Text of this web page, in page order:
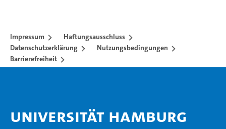
Impressum
Haftungsausschluss
Datenschutzerklärung
Nutzungsbedingungen
Barrierefreiheit
Universität Hamburg